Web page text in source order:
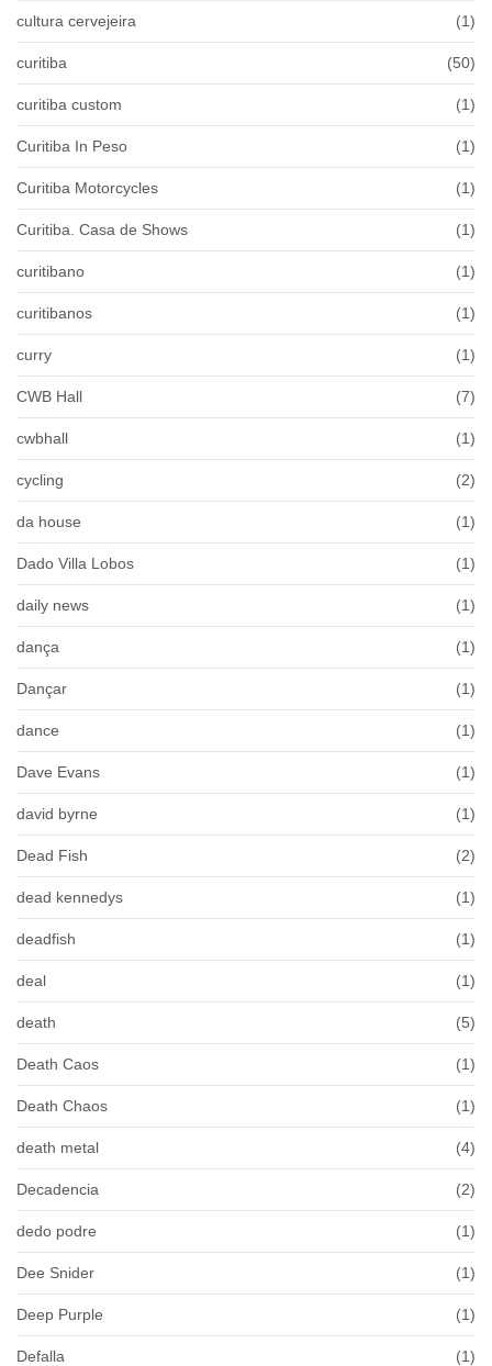
cultura cervejeira (1)
curitiba (50)
curitiba custom (1)
Curitiba In Peso (1)
Curitiba Motorcycles (1)
Curitiba. Casa de Shows (1)
curitibano (1)
curitibanos (1)
curry (1)
CWB Hall (7)
cwbhall (1)
cycling (2)
da house (1)
Dado Villa Lobos (1)
daily news (1)
dança (1)
Dançar (1)
dance (1)
Dave Evans (1)
david byrne (1)
Dead Fish (2)
dead kennedys (1)
deadfish (1)
deal (1)
death (5)
Death Caos (1)
Death Chaos (1)
death metal (4)
Decadencia (2)
dedo podre (1)
Dee Snider (1)
Deep Purple (1)
Defalla (1)